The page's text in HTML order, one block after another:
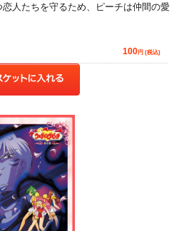
人たちを守るため、ピーチは仲間の愛
100円 (税込)